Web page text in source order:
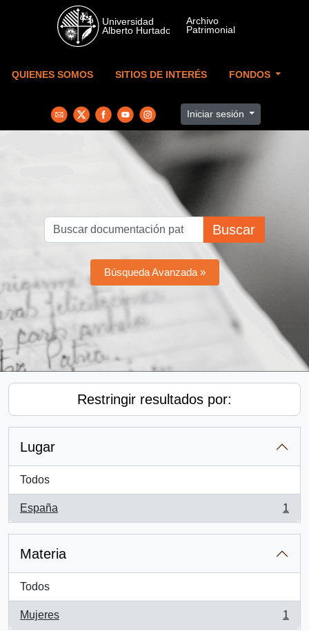
Skip to main content
QUIENES SOMOS SITIOS DE INTERÉS FONDOS
Iniciar sesión
Buscar
Búsqueda Avanzada »
Restringir resultados por:
Lugar
Todos
España
, 1 resultados
1
Materia
Todos
Mujeres
, 1 resultados
1